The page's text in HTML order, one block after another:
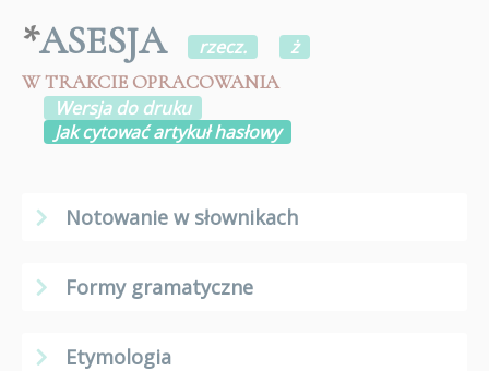
*ASESJA rzecz.
ż
W TRAKCIE OPRACOWANIA
Wersja do druku
Jak cytować artykuł hasłowy
Notowanie w słownikach
Formy gramatyczne
Etymologia